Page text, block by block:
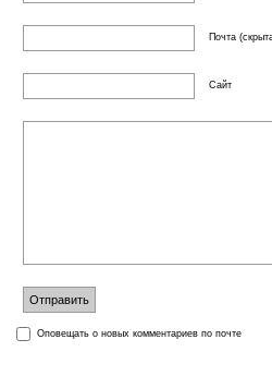
Почта
Сайт
Оповещать о новых комментариев по почте